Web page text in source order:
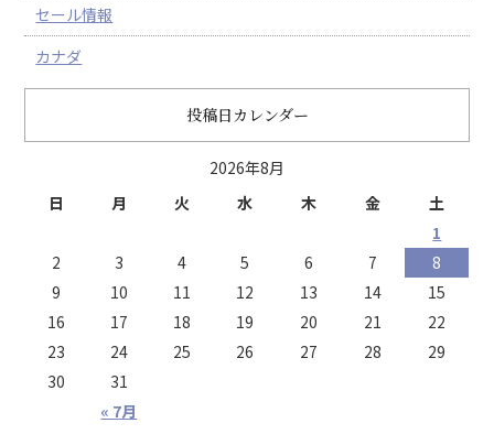
セール情報
カナダ
投稿日カレンダー
2026年8月
日
月 火 水 木 金 土
« 7月
1
2
3 4 5 6 7
8
9
10 11 12 13 14
15
16
17 18 19 20 21
22
23
24 25 26 27 28
29
30
31